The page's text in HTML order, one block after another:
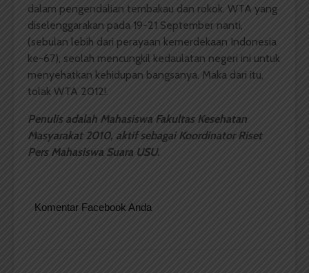
dalam pengendalian tembakau dan rokok. WTA yang
diselenggarakan pada 19-21 September nanti,
(sebulan lebih dari perayaan kemerdekaan Indonesia
ke-67), seolah mencungkil kedaulatan negeri ini untuk
menyehatkan kehidupan bangsanya. Maka dari itu,
tolak WTA 2012!.
Penulis adalah Mahasiswa Fakultas Kesehatan
Masyarakat 2010, aktif sebagai Koordinator Riset
Pers Mahasiswa Suara USU.
Komentar Facebook Anda